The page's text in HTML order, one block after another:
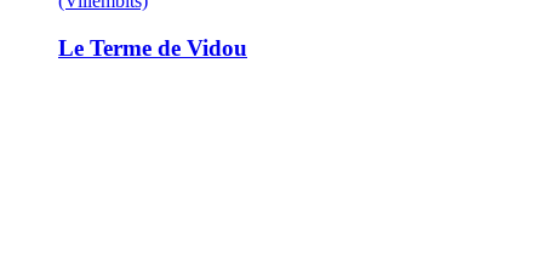
Le Terme de Vidou